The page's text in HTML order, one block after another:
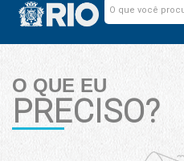
O QUE EU
PRECISO?